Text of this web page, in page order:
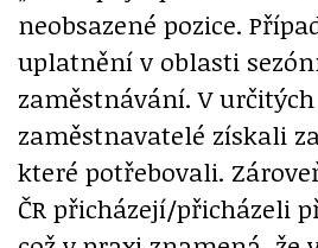
neobsazené pozice.
uplatnění v oblasti
zaměstnávání. V
zaměstnavatelé získali
které potřebovali.
ČR přicházejí/přicházeli